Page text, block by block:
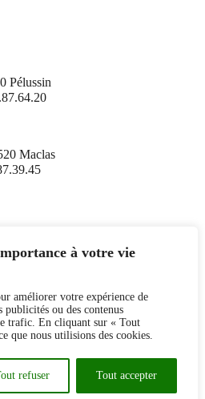
à votre vie
améliorer votre expérience de
publicités ou des contenus
trafic. En cliquant sur « Tout
que nous utilisions des cookies.
refuser Tout accepter
Pélussin
Maclas